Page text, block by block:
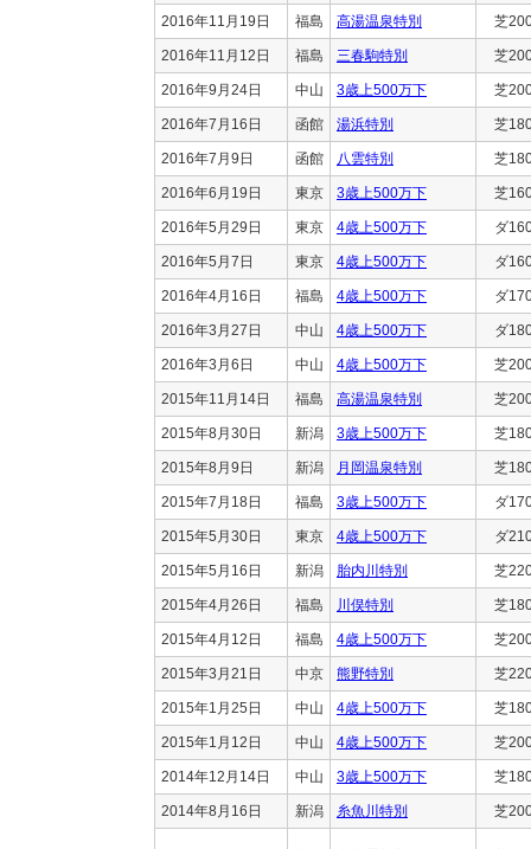
2016年11月19日 福島 高湯温泉特別 芝
2016年11月12日 福島 三春駒特別 芝
2016年9月24日 中山 3歳上500万下 芝
2016年7月16日 函館 湯浜特別 芝
2016年7月9日 函館 八雲特別 芝
2016年6月19日 東京 3歳上500万下 芝
2016年5月29日 東京 4歳上500万下 ダ
2016年5月7日 東京 4歳上500万下 ダ
2016年4月16日 福島 4歳上500万下 ダ
2016年3月27日 中山 4歳上500万下 ダ
2016年3月6日 中山 4歳上500万下 芝
2015年11月14日 福島 高湯温泉特別 芝
2015年8月30日 新潟 3歳上500万下 芝
2015年8月9日 新潟 月岡温泉特別 芝
2015年7月18日 福島 3歳上500万下 ダ
2015年5月30日 東京 4歳上500万下 ダ
2015年5月16日 新潟 胎内川特別 芝
2015年4月26日 福島 川俣特別 芝
2015年4月12日 福島 4歳上500万下 芝
2015年3月21日 中京 熊野特別 芝
2015年1月25日 中山 4歳上500万下 芝
2015年1月12日 中山 4歳上500万下 芝
2014年12月14日 中山 3歳上500万下 芝
2014年8月16日 新潟 糸魚川特別 芝